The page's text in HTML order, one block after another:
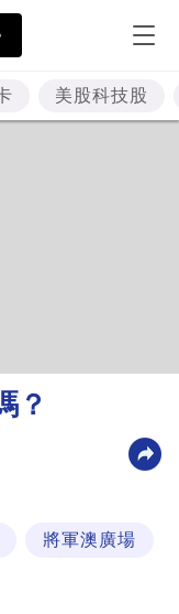
美股科技股
？
將軍澳廣場